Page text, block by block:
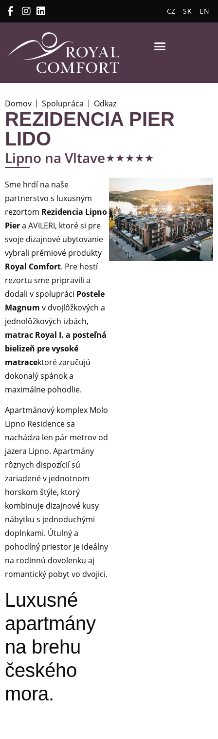
CZ SK EN
Domov Spolupráca Odkaz
REZIDENCIA PIER
LIDO
Lipno na Vltave⋆⋆⋆⋆⋆
Sme hrdí na naše
partnerstvo s luxusným
rezortom Rezidencia Lipno
Piera AVILERI, ktoré si pre
svoje dizajnové ubytovanie
vybrali prémiové produkty
Royal Comfort. Pre hostí
rezortu sme pripravili a
dodali v spolupráci Postele
Magnum v dvojlôžkových a
jednolôžkových izbách,
matrac Royal I. a posteľná
bielizeň pre vysoké
matracektoré zaručujú
dokonalý spánok a
maximálne pohodlie.
Apartmánový komplex Molo
Lipno Residence sa
nachádza len pár metrov od
jazera Lipno. Apartmány
rôznych dispozícií sú
zariadené v jednotnom
horskom štýle, ktorý
kombinuje dizajnové kusy
nábytku s jednoduchými
doplnkami. Útulný a
pohodlný priestor je ideálny
na rodinnú dovolenku aj
romantický pobyt vo dvojici.
Luxusné
apartmány
na brehu
českého
mora.